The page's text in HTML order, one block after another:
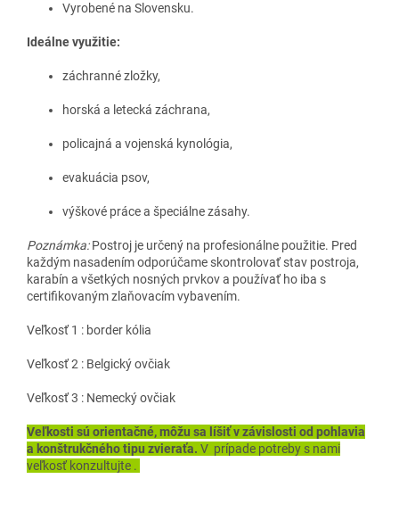
Vyrobené na Slovensku.
Ideálne využitie:
záchranné zložky,
horská a letecká záchrana,
policajná a vojenská kynológia,
evakuácia psov,
výškové práce a špeciálne zásahy.
Poznámka:Postroj je určený na profesionálne použitie. Pred
každým nasadením odporúčame skontrolovať stav postroja,
karabín a všetkých nosných prvkov a používať ho iba s
certifikovaným zlaňovacím vybavením.
Veľkosť 1 : border kólia
Veľkosť 2 : Belgický ovčiak
Veľkosť 3 : Nemecký ovčiak
Veľkosti sú orientačné, môžu sa líšiť v závislosti od pohlavia
a konštrukčného tipu zvieraťa. V prípade potreby s nami
veľkosť konzultujte .